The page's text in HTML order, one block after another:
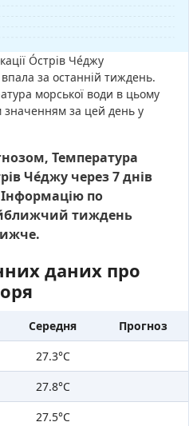
О́стрів Че́джу
за останній тиждень.
морської води в цьому
значенням за цей день у
Температура
Че́джу через 7 днів
по
тиждень
даних про
Середня
Прогноз
27.3°C
27.8°C
27.5°C